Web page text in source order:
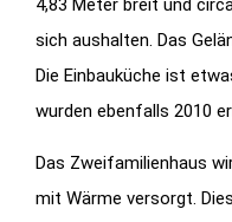
4,83 Meter breit und
sich aushalten. Das
Die Einbauküche ist
wurden ebenfalls 2010
Das Zweifamilienhaus
mit Wärme versorgt.